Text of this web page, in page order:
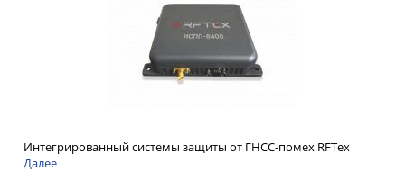
Интегрированный системы защиты от ГНСС-помех RFТех
ИСПП 8400
Далее